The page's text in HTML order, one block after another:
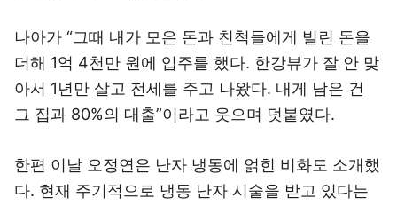
나아가 “그때 내가 모은 돈과 친척들에게 빌린 돈을
더해 1억 4천만 원에 입주를 했다. 한강뷰가 잘 안 맞
아서 1년만 살고 전세를 주고 나왔다. 내게 남은 건
그 집과 80%의 대출”이라고 웃으며 덧붙였다.
한편 이날 오정연은 난자 냉동에 얽힌 비화도 소개했
다. 현재 주기적으로 냉동 난자 시술을 받고 있다는